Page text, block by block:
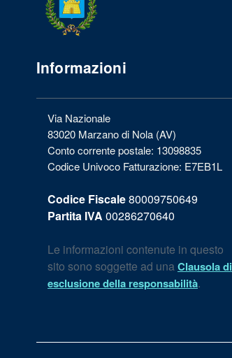
Informazioni
Via Nazionale
83020 Marzano di Nola (AV)
Conto corrente postale: 13098835
Codice Univoco Fatturazione: E7EB1L
Codice Fiscale80009750649
Partita IVA 00286270640
Le informazioni contenute in questo
sito sono soggette ad unaClausola di
esclusione della responsabilità.